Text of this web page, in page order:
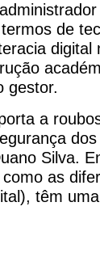
de
digital
gestor.
a
dos
Silva.
as
têm